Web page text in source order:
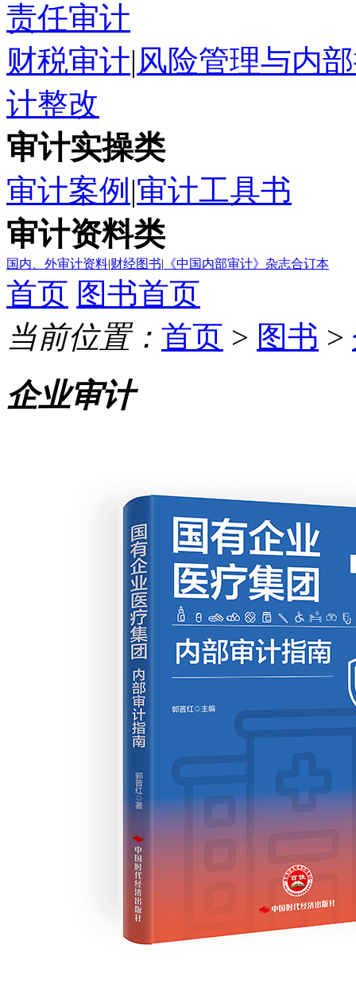
责任审计
财税审计|风险管理与内
计整改
审计实操类
审计案例 |审计工具书
审计资料类
国内、外审计资料|财经图书| 《中国内部审计》杂志合订本
首页 图书首页
当前位置： 首页 > 图书 >
企业审计